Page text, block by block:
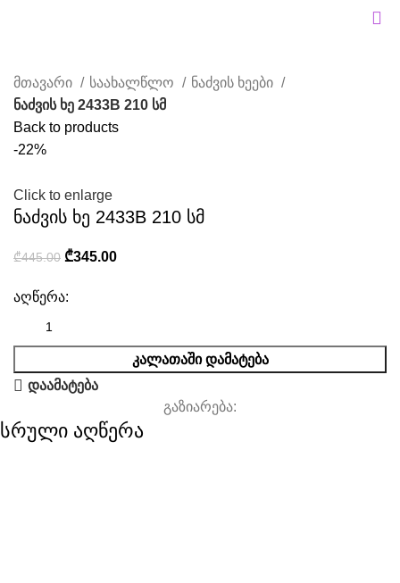
მთავარი საახალწლო
ნაძვის ხეები
ნაძვის ხე 2433B 210 სმ
Back to products
-22%
Click to enlarge
ნაძვის ხე 2433B 210 სმ
₾445.00 ₾345.00
აღწერა:
ᲙᲐᲚᲐᲗᲐᲨᲘ ᲓᲐᲛᲐᲢᲔᲑᲐ
დაამატება
გაზიარება:
სრული აღწერა